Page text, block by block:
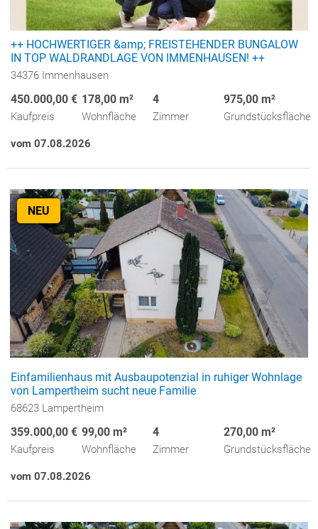
++ HOCHWERTIGER &amp; FREISTEHENDER BUNGALOW
IN TOP WALDRANDLAGE VON IMMENHAUSEN! ++
34376 Immenhausen
450.000,00 €
Kaufpreis
178,00 m²
Wohnfläche
4
Zimmer
975,00 m²
Grundstücksfläche
vom 07.08.2026
NEU
Einfamilienhaus mit Ausbaupotenzial in ruhiger Wohnlage
von Lampertheim sucht neue Familie
68623 Lampertheim
359.000,00 €
Kaufpreis
99,00 m²
Wohnfläche
4
Zimmer
270,00 m²
Grundstücksfläche
vom 07.08.2026